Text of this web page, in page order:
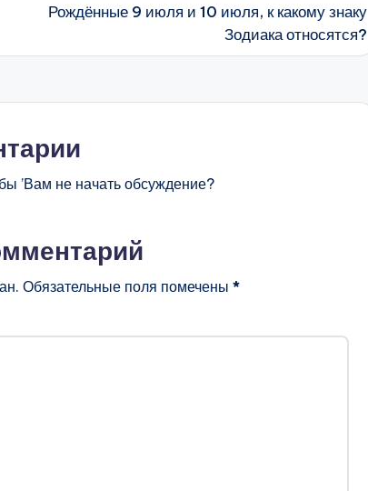
Рождённые 9 июля и 10 июля, к какому знаку
Зодиака относятся?
’Вам не начать обсуждение?
Обязательные поля помечены*